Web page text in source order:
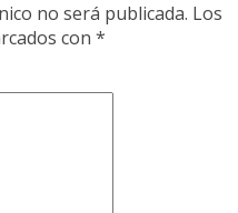
no será publicada. Los
con *